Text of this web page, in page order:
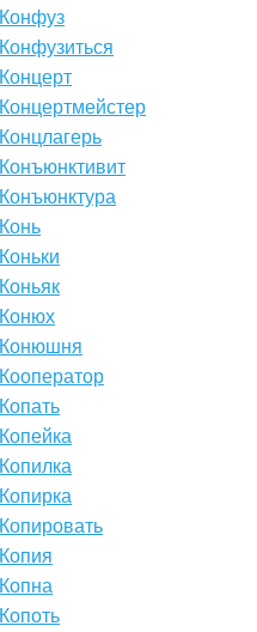
Конфуз
Конфузиться
Концерт
Концертмейстер
Концлагерь
Конъюнктивит
Конъюнктура
Конь
Коньки
Коньяк
Конюх
Конюшня
Кооператор
Копать
Копейка
Копилка
Копирка
Копировать
Копия
Копна
Копоть